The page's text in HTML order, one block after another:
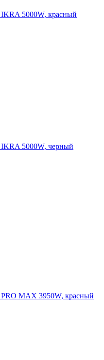
5000W, красный
5000W, черный
MAX 3950W, красный